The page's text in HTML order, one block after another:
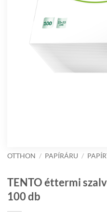
OTTHON / PAPÍRÁRU /
TENTO éttermi
100 db